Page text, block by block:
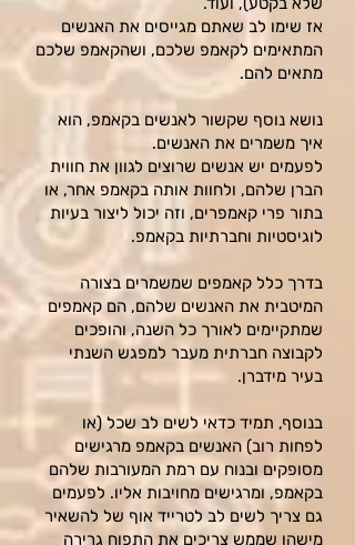
אז שימו לב שאתם מגייסים את האנשים
המתאימים לקאמפ שלכם, ושהקאמפ שלכם
מתאים להם.
נושא נוסף שקשור לאנשים בקאמפ, הוא
איך משמרים את האנשים.
לפעמים יש אנשים שרוצים לגוון את חווית
הברן שלהם, ולחוות אותה בקאמפ אחר, או
בתור פרי קאמפרים, וזה יכול ליצור בעיות
לוגיסטיות וחברתיות בקאמפ.
בדרך כלל קאמפים שמשמרים בצורה
המיטבית את האנשים שלהם, הם קאמפים
שמתקיימים לאורך כל השנה, והופכים
לקבוצה חברתית מעבר למפגש השנתי
בעיר מידברן.
בנוסף, תמיד כדאי לשים לב שכל (או
לפחות רוב) האנשים בקאמפ מרגישים
מסופקים ובנוח עם רמת המעורבות שלהם
בקאמפ, ומרגישים מחויבות אליו. לפעמים
גם צריך לשים לב לטרייד אוף של להשאיר
מישהו שממש צריכים את התפוח גרירה